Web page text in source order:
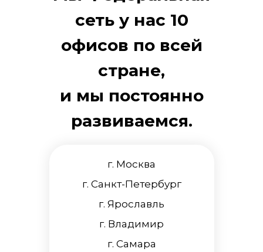
сеть у нас 10
офисов по всей
стране,
и мы постоянно
развиваемся.
г. Москва
г. Санкт-Петербург
г. Ярославль
г. Владимир
г. Самара